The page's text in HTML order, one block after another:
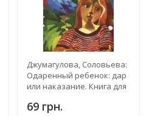
Джумагулова, Соловьева:
Одаренный ребенок: дар
или наказание. Книга для
69 грн.